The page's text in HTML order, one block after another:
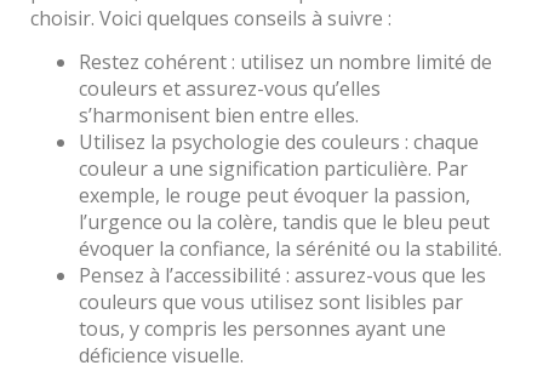
choisir. Voici quelques conseils à suivre :
Restez cohérent : utilisez un nombre limité de
couleurs et assurez-vous qu’elles
s’harmonisent bien entre elles.
Utilisez la psychologie des couleurs : chaque
couleur a une signification particulière. Par
exemple, le rouge peut évoquer la passion,
l’urgence ou la colère, tandis que le bleu peut
évoquer la confiance, la sérénité ou la stabilité.
Pensez à l’accessibilité : assurez-vous que les
couleurs que vous utilisez sont lisibles par
tous, y compris les personnes ayant une
déficience visuelle.